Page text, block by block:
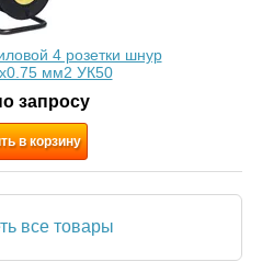
4 розетки шнур
мм2 УК50
запросу
в корзину
все товары